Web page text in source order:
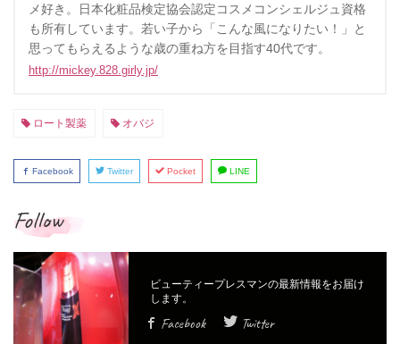
メ好き。日本化粧品検定協会認定コスメコンシェルジュ資格
も所有しています。若い子から「こんな風になりたい！」と
思ってもらえるような歳の重ね方を目指す40代です。
http://mickey.828.girly.jp/
ロート製薬 オバジ
Facebook Twitter Pocket LINE
Follow
Facebook Twitter